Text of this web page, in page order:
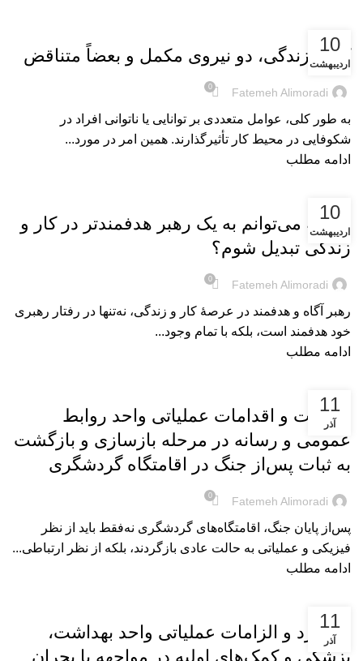
10
اردیبهشت
کار و زندگی، دو نیروی مکمل و بعضاً متناقض
Fatemeh Alimoradi
0
به ‌طور کلی، عوامل متعددی بر توانایی یا ناتوانی افراد در
شکوفایی در محیط کار تأثیرگذارند. همین امر در مورد...
ادامه مطلب
10
اردیبهشت
چگونه می‌توانم به یک رهبر هدفمندتر در کار و
زندگی تبدیل شوم؟
Fatemeh Alimoradi
0
رهبر آگاه و هدفمند در عرصۀ کار و زندگی، نه‌تنها در رفتار رهبری
خود هدفمند است، بلکه با تمام وجود...
ادامه مطلب
11
آذر
الزامات و اقدامات عملیاتی واحد روابط
عمومی و رسانه در مرحله بازسازی و بازگشت
به ثبات پس‌از جنگ در اقامتگاه گردشگری
Fatemeh Alimoradi
0
پس‌از پایان جنگ، اقامتگاه‌های گردشگری نه‌فقط باید از نظر
فیزیکی و عملیاتی به حالت عادی بازگردند، بلکه از نظر ارتباطی...
ادامه مطلب
11
آذر
عملکرد و الزامات عملیاتی واحد بهداشت،
پزشکی و کمک‌های اولیه در مواجهه با بحران